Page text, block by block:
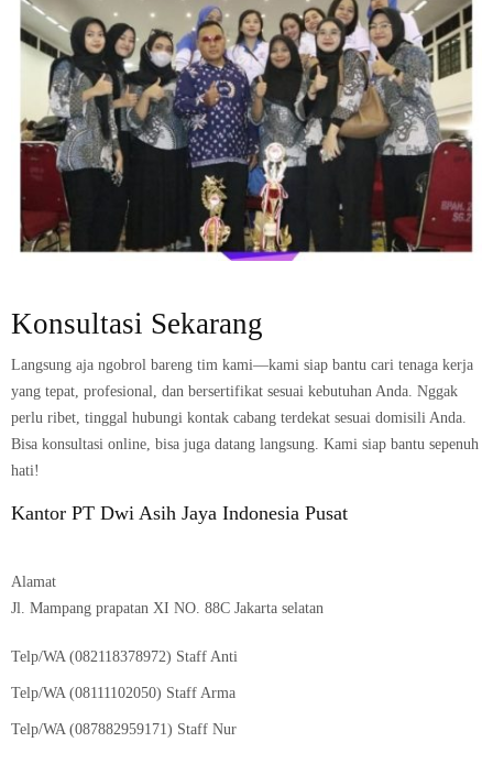
Konsultasi Sekarang
Langsung aja ngobrol bareng tim kami—kami siap bantu cari tenaga kerja
yang tepat, profesional, dan bersertifikat sesuai kebutuhan Anda. Nggak
perlu ribet, tinggal hubungi kontak cabang terdekat sesuai domisili Anda.
Bisa konsultasi online, bisa juga datang langsung. Kami siap bantu sepenuh
hati!
Kantor PT Dwi Asih Jaya Indonesia Pusat
Alamat
Jl. Mampang prapatan XI NO. 88C Jakarta selatan
Telp/WA (082118378972) Staff Anti
Telp/WA (08111102050) Staff Arma
Telp/WA (087882959171) Staff Nur